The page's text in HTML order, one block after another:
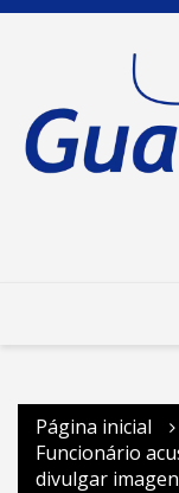
Ir
Página inicial
Funcionário
divulgar